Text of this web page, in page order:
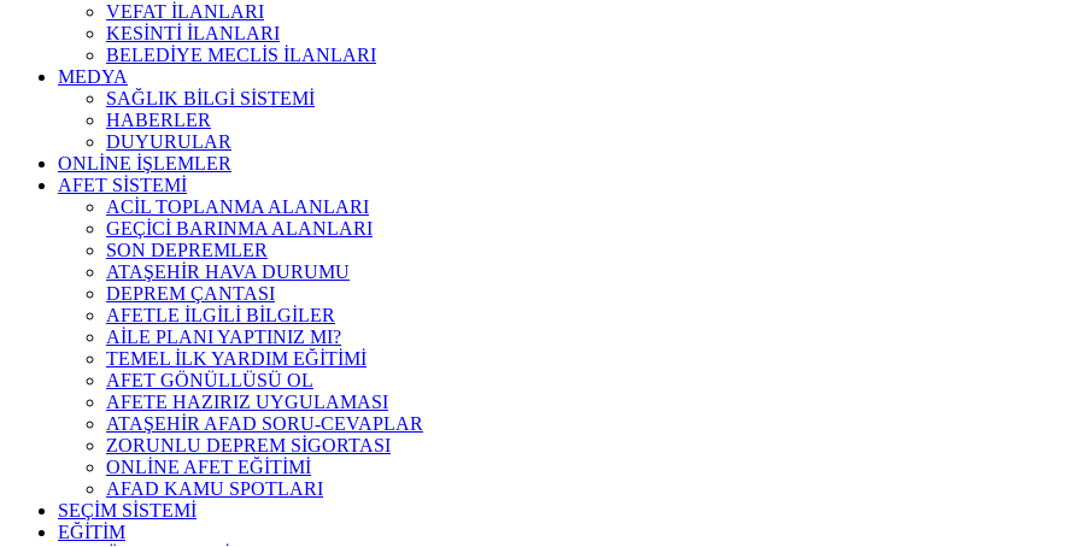
VEFAT İLANLARI
KESİNTİ İLANLARI
BELEDİYE MECLİS İLANLARI
MEDYA
SAĞLIK BİLGİ SİSTEMİ
HABERLER
DUYURULAR
ONLİNE İŞLEMLER
AFET SİSTEMİ
ACİL TOPLANMA ALANLARI
GEÇİCİ BARINMA ALANLARI
SON DEPREMLER
ATAŞEHİR HAVA DURUMU
DEPREM ÇANTASI
AFETLE İLGİLİ BİLGİLER
AİLE PLANI YAPTINIZ MI?
TEMEL İLK YARDIM EĞİTİMİ
AFET GÖNÜLLÜSÜ OL
AFETE HAZIRIZ UYGULAMASI
ATAŞEHİR AFAD SORU-CEVAPLAR
ZORUNLU DEPREM SİGORTASI
ONLİNE AFET EĞİTİMİ
AFAD KAMU SPOTLARI
SEÇİM SİSTEMİ
EĞİTİM